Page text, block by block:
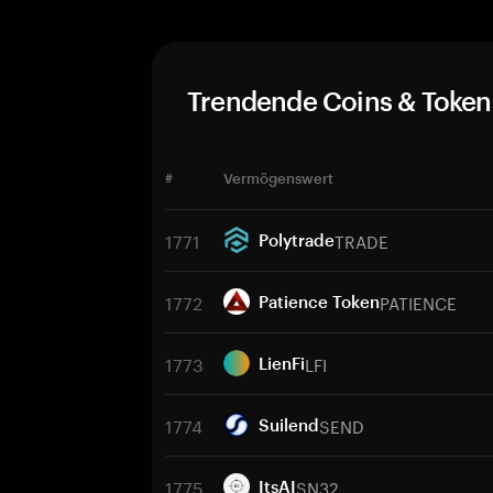
Trendende Coins &
# Vermögenswert
1771 PolytradeTRADE
1772 Patience TokenPATIENCE
1773 LienFiLFI
1774 SuilendSEND
1775 ItsAISN32